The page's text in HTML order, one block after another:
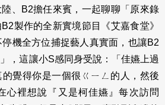
、B2擔任來賓，一起聊聊「原來錄
製作的全新實境節目《艾嘉食堂》
機全方位捕捉藝人真實面，也讓B2
，這讓小S感同身受說：「佳嬿上過
覺得你是一個很ㄍㄧㄥ的人，然後
心裡想說『又是柯佳嬿』每次訪問